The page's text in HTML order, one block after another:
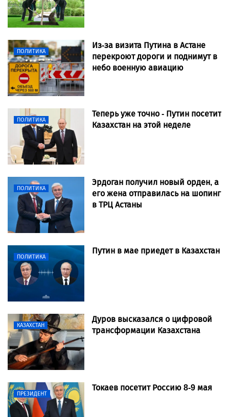
ПОЛИТИКА
Из-за визита Путина в Астане
перекроют дороги и поднимут в
небо военную авиацию
ПОЛИТИКА
Теперь уже точно - Путин посетит
Казахстан на этой неделе
ПОЛИТИКА
Эрдоган получил новый орден, а
его жена отправилась на шопинг
в ТРЦ Астаны
ПОЛИТИКА
Путин в мае приедет в Казахстан
КАЗАХСТАН
Дуров высказался о цифровой
трансформации Казахстана
ПРЕЗИДЕНТ
Токаев посетит Россию 8-9 мая